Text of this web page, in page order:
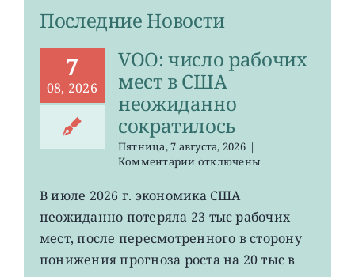
Последние Новости
7
08, 2026
VOO: число рабочих
мест в США
неожиданно
сократилось
Пятница, 7 августа, 2026 |
Комментариик
VOO:
рабочих
мест
США
отключены
В июле 2026 г. экономика США
неожиданно потеряла 23 тыс рабочих
мест, после пересмотренного в сторону
понижения прогноза роста на 20 тыс в